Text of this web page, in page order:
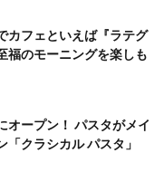
カフェといえば『ラテグ
福のモーニングを楽しも
オープン！ パスタがメイ
「クラシカル パスタ」